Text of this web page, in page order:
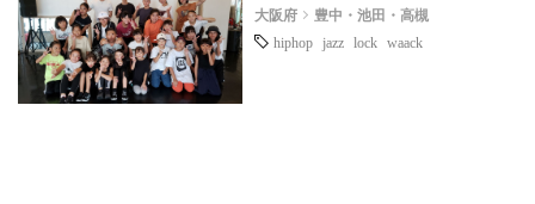
大阪府 豊中・池田・高槻
hiphop jazz lock waack